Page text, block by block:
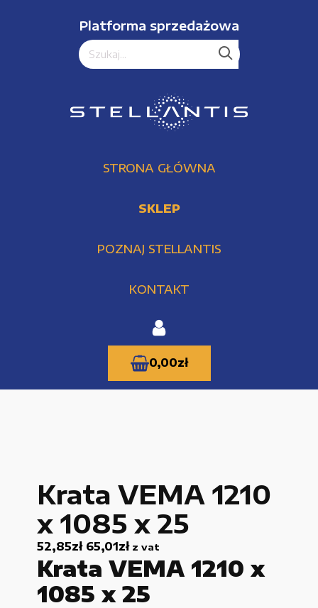
Platforma sprzedażowa
STRONA GŁÓWNA
SKLEP
POZNAJ STELLANTIS
KONTAKT
0,00zł
Części zamienne do urządzeń i narzędzi
Kable i przewody
Maszyny i urządzenia produkcujne
Materiały budowlane
Krata VEMA 1210
x 1085 x 25
52,85zł 65,01złz vat
Krata VEMA 1210 x
1085 x 25